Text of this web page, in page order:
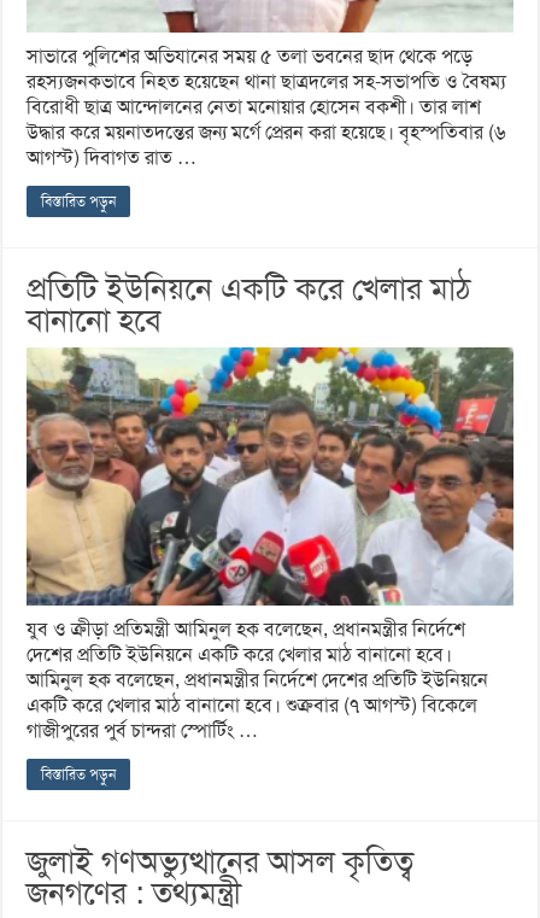
সাভারে পুলিশের অভিযানের সময় ৫ তলা ভবনের ছাদ থেকে পড়ে
রহস্যজনকভাবে নিহত হয়েছেন থানা ছাত্রদলের সহ-সভাপতি ও বৈষম্য
বিরোধী ছাত্র আন্দোলনের নেতা মনোয়ার হোসেন বকশী। তার লাশ
উদ্ধার করে ময়নাতদন্তের জন্য মর্গে প্রেরন করা হয়েছে। বৃহস্পতিবার (৬
আগস্ট) দিবাগত রাত …
বিস্তারিত পড়ুন
প্রতিটি ইউনিয়নে একটি করে খেলার মাঠ
বানানো হবে
যুব ও ক্রীড়া প্রতিমন্ত্রী আমিনুল হক বলেছেন, প্রধানমন্ত্রীর নির্দেশে
দেশের প্রতিটি ইউনিয়নে একটি করে খেলার মাঠ বানানো হবে।
আমিনুল হক বলেছেন, প্রধানমন্ত্রীর নির্দেশে দেশের প্রতিটি ইউনিয়নে
একটি করে খেলার মাঠ বানানো হবে। শুক্রবার (৭ আগস্ট) বিকেলে
গাজীপুরের পুর্ব চান্দরা স্পোর্টিং …
বিস্তারিত পড়ুন
জুলাই গণঅভ্যুত্থানের আসল কৃতিত্ব
জনগণের : তথ্যমন্ত্রী